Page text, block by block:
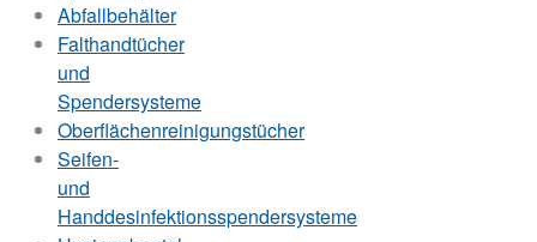
Abfallbehälter
Falthandtücher
und
Spendersysteme
Oberflächenreinigungstücher
Seifen-
und
Handdesinfektionsspendersysteme